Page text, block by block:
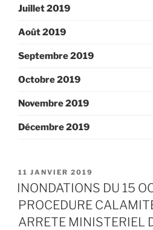
Juillet 2019
Août 2019
Septembre 2019
Octobre 2019
Novembre 2019
Décembre 2019
PUBLIÉ
LE
11 JANVIER 2019
INONDATIONS DU 15
PROCEDURE
ARRETE MINISTERIEL